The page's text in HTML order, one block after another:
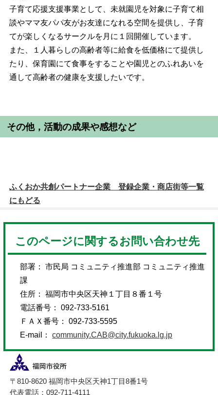
子育て応援支援事業として、未就園児を対象に子育て相
談やママ友パパ友がお友達になれる空間を提供し、子育
てが楽しくなるサークルを月に１回開催しています。
また、１人暮らしの高齢者等に給食を低価格にて提供し
たり、保育園にて食事をすることや園児とのふれあいを
通して高齢者の健康を支援したいです。
その他，活動の成果や感想など
ふくおか共創パートナー企業 登録企業・商店街等一覧
にもどる
このページに関するお問い合わせ先
部署： 市民局 コミュニティ推進部 コミュニティ推進
課
住所： 福岡市中央区天神１丁目８番１号
電話番号： 092-733-5161
ＦＡＸ番号： 092-733-5595
E-mail：community.CAB@city.fukuoka.lg.jp
〒810-8620 福岡市中央区天神1丁目8番1号
代表電話：092-711-4111